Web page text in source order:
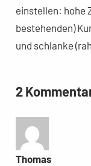
einstellen: hohe
bestehenden)
und schlanke
2
Thomas